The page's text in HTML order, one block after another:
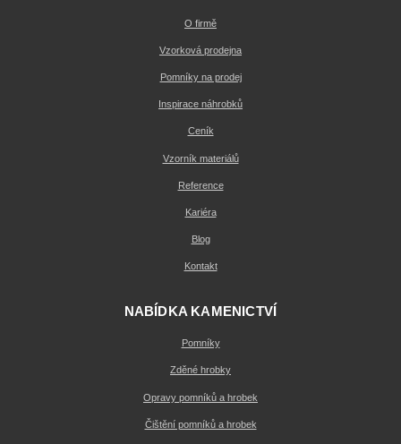
O firmě
Vzorková prodejna
Pomníky na prodej
Inspirace náhrobků
Ceník
Vzorník materiálů
Reference
Kariéra
Blog
Kontakt
NABÍDKA KAMENICTVÍ
Pomníky
Zděné hrobky
Opravy pomníků a hrobek
Čištění pomníků a hrobek